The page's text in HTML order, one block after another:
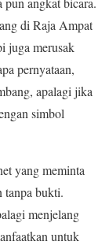
di Raja Ampat
juga merusak
pernyataan,
apalagi jika
simbol
yang meminta
bukti.
menjelang
untuk